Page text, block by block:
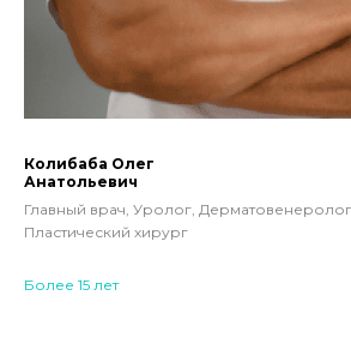
Колибаба Олег
Анатольевич
Главный врач, Уролог,
Пластический хирург
Более 15 лет